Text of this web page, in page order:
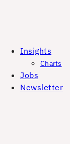
Insights
Charts
Jobs
Newsletter